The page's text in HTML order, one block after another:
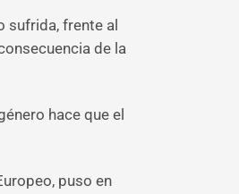
sufrida, frente al
de la
hace que el
puso en